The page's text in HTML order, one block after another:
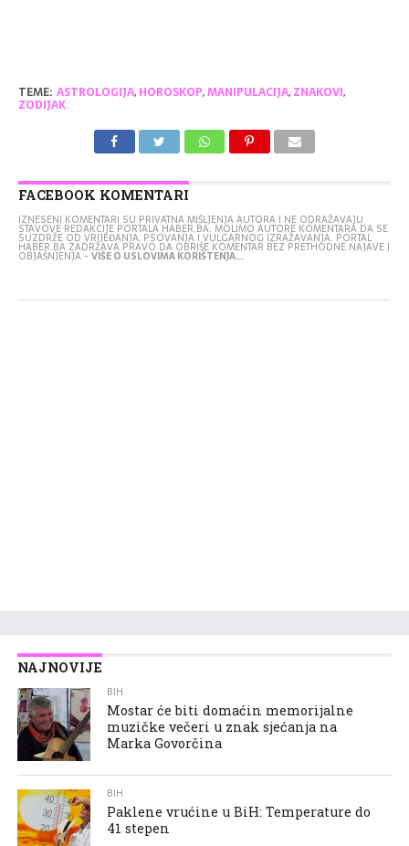
TEME: ASTROLOGIJA, HOROSKOP,MANIPULACIJA, ZNAKOVI,
ZODIJAK
FACEBOOK KOMENTARI
IZNESENI KOMENTARI SU PRIVATNA MIŠLJENJA AUTORA I NE ODRAŽAVAJU
STAVOVE REDAKCIJE PORTALA HABER.BA. MOLIMO AUTORE KOMENTARA DA SE
SUZDRŽE OD VRIJEĐANJA, PSOVANJA I VULGARNOG IZRAŽAVANJA. PORTAL
HABER.BA ZADRŽAVA PRAVO DA OBRIŠE KOMENTAR BEZ PRETHODNE NAJAVE I
OBJAŠNJENJA -VIŠE O USLOVIMA KORIŠTENJA...
NAJNOVIJE
BIH
Mostar će biti domaćin memorijalne
muzičke večeri u znak sjećanja na
Marka Govorčina
BIH
Paklene vrućine u BiH: Temperature do
41 stepen